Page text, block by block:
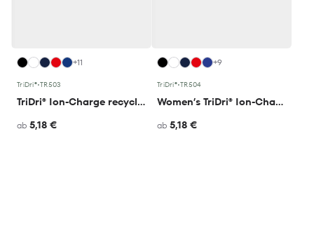
+11
TriDri®•TR503
TriDri® Ion-Charge recycled textured tee
ab 5,18 €
+9
TriDri®•TR504
Women’s TriDri® Ion-Charge recycled textured tee
ab 5,18 €